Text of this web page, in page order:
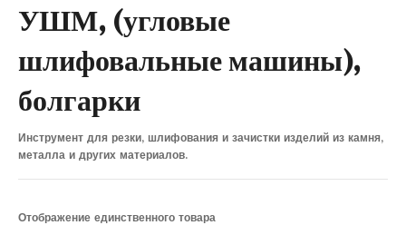
УШМ, (угловые
шлифовальные машины),
болгарки
Инструмент для резки, шлифования и зачистки изделий из камня,
металла и других материалов.
Отображение единственного товара